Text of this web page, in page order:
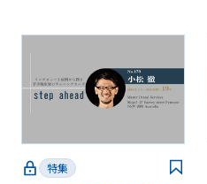
特集